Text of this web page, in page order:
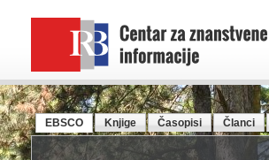
EBSCO Knjige Časopisi Članci